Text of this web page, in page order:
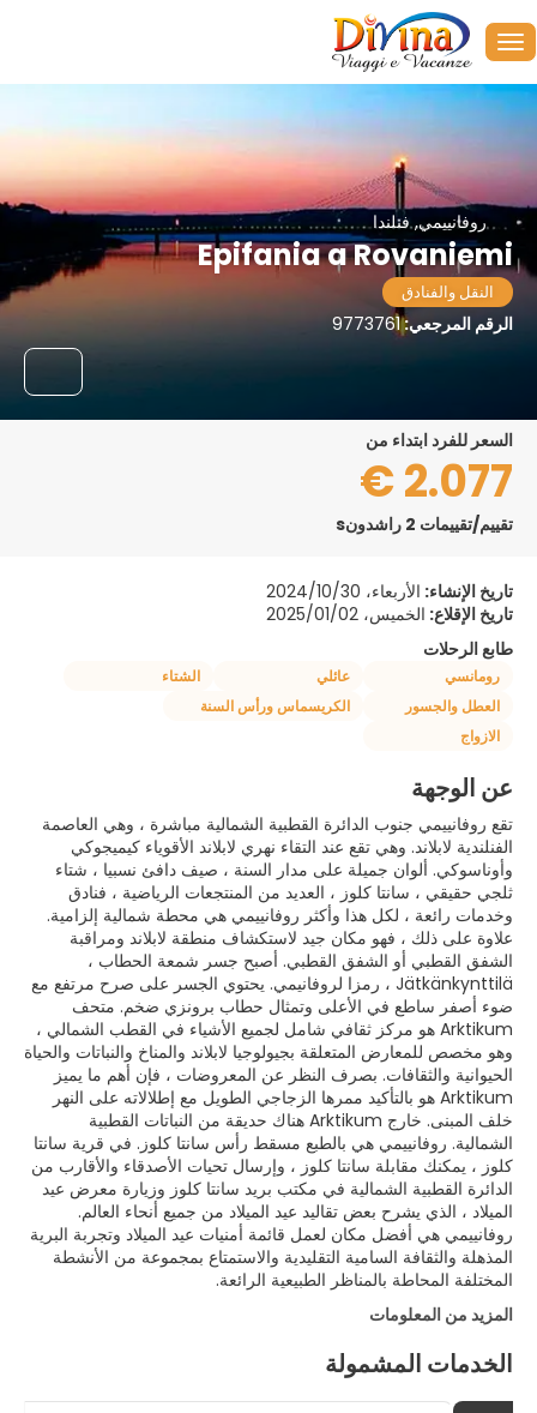
روفانييمي, فنلندا
Epifania a Rovaniemi
النقل والفنادق
الرقم المرجعي:9773761
السعر للفرد ابتداء من
2.077 €
تقييم/تقييمات 2 راشدونs
تاريخ الإنشاء: الأربعاء، 2024/10/30
تاريخ الإقلاع: الخميس، 2025/01/02
طابع الرحلات
رومانسي عائلي
الشتاء
العطل والجسور
الكريسماس ورأس السنة
الازواج
عن الوجهة
تقع روفانييمي جنوب الدائرة القطبية الشمالية مباشرة ، وهي العاصمة
الفنلندية لابلاند. وهي تقع عند التقاء نهري لابلاند الأقوياء كيميجوكي
وأوناسوكي. ألوان جميلة على مدار السنة ، صيف دافئ نسبيا ، شتاء
ثلجي حقيقي ، سانتا كلوز ، العديد من المنتجعات الرياضية ، فنادق
وخدمات رائعة ، لكل هذا وأكثر روفانييمي هي محطة شمالية إلزامية.
علاوة على ذلك ، فهو مكان جيد لاستكشاف منطقة لابلاند ومراقبة
الشفق القطبي أو الشفق القطبي. أصبح جسر شمعة الحطاب ،
Jätkänkynttilä ، رمزا لروفانيمي. يحتوي الجسر على صرح مرتفع مع
ضوء أصفر ساطع في الأعلى وتمثال حطاب برونزي ضخم. متحف
Arktikum هو مركز ثقافي شامل لجميع الأشياء في القطب الشمالي ،
وهو مخصص للمعارض المتعلقة بجيولوجيا لابلاند والمناخ والنباتات والحياة
الحيوانية والثقافات. بصرف النظر عن المعروضات ، فإن أهم ما يميز
Arktikum هو بالتأكيد ممرها الزجاجي الطويل مع إطلالاته على النهر
خلف المبنى. خارج Arktikum هناك حديقة من النباتات القطبية
الشمالية. روفانييمي هي بالطبع مسقط رأس سانتا كلوز. في قرية سانتا
كلوز ، يمكنك مقابلة سانتا كلوز ، وإرسال تحيات الأصدقاء والأقارب من
الدائرة القطبية الشمالية في مكتب بريد سانتا كلوز وزيارة معرض عيد
الميلاد ، الذي يشرح بعض تقاليد عيد الميلاد من جميع أنحاء العالم.
روفانييمي هي أفضل مكان لعمل قائمة أمنيات عيد الميلاد وتجربة البرية
المذهلة والثقافة السامية التقليدية والاستمتاع بمجموعة من الأنشطة
المختلفة المحاطة بالمناظر الطبيعية الرائعة.
المزيد من المعلومات
الخدمات المشمولة